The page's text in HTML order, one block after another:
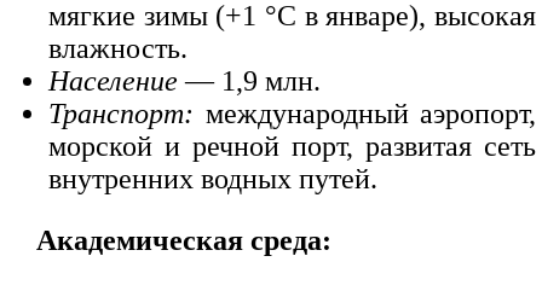
мягкие зимы (+1 °C в январе), высокая
влажность.
Население — 1,9 млн.
Транспорт: международный аэропорт,
морской и речной порт, развитая сеть
внутренних водных путей.
Академическая среда: